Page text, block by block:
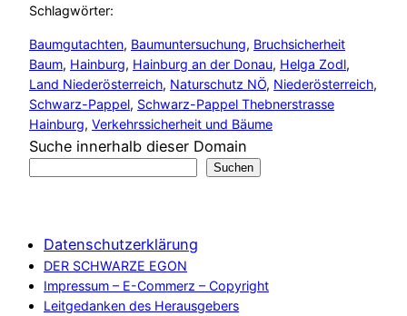
Schlagwörter:
Baumgutachten, Baumuntersuchung, Bruchsicherheit
Baum, Hainburg, Hainburg an der Donau, Helga Zodl
Land Niederösterreich, Naturschutz NÖ, Niederösterreich
Schwarz-Pappel, Schwarz-Pappel Thebnerstrasse
Hainburg, Verkehrssicherheit und Bäume
Suche innerhalb dieser Domain
Suchen
Datenschutzerklärung
DER SCHWARZE EGON
Impressum – E-Commerz – Copyright
Leitgedanken des Herausgebers